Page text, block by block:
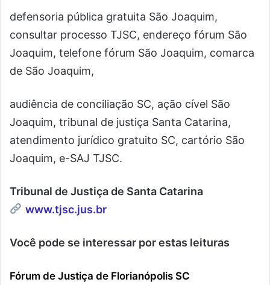
defensoria pública gratuita São Joaquim,
consultar processo TJSC, endereço fórum São
Joaquim, telefone fórum São Joaquim, comarca
de São Joaquim,
audiência de conciliação SC, ação cível São
Joaquim, tribunal de justiça Santa Catarina,
atendimento jurídico gratuito SC, cartório São
Joaquim, e-SAJ TJSC.
Tribunal de Justiça de Santa Catarina
www.tjsc.jus.br
Você pode se interessar por estas leituras
Fórum de Justiça de Florianópolis SC